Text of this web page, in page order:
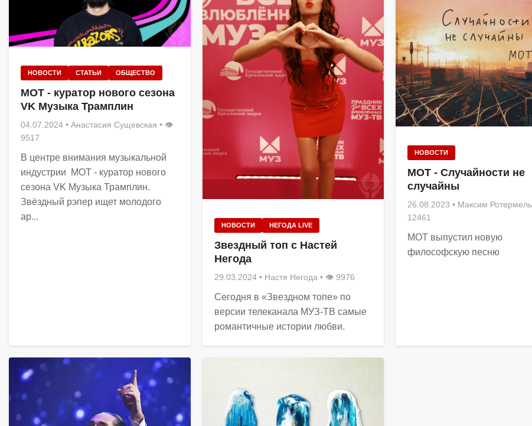
НОВОСТИ СТАТЬИ ОБЩЕСТВО
МОТ - куратор нового сезона
VK Музыка Трамплин
04.07.2024 • Анастасия Сущевская • 👁
9517
В центре внимания музыкальной
индустрии МОТ - куратор нового
сезона VK Музыка Трамплин.
Звёздный рэпер ищет молодого
ар...
НОВОСТИ НЕГОДА LIVE
Звездный топ с Настей
Негода
29.03.2024 • Настя Негода • 👁 9976
Сегодня в «Звездном топе» по
версии телеканала МУЗ-ТВ самые
романтичные истории любви.
НОВОСТИ
МОТ - Случайности не
случайны
26.08.2023 • Максим Ротермель
12461
МОТ выпустил новую
философскую песню